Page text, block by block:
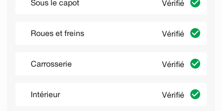
Sous le capot Vérifié
Roues et freins Vérifié
Carrosserie Vérifié
Intérieur Vérifié